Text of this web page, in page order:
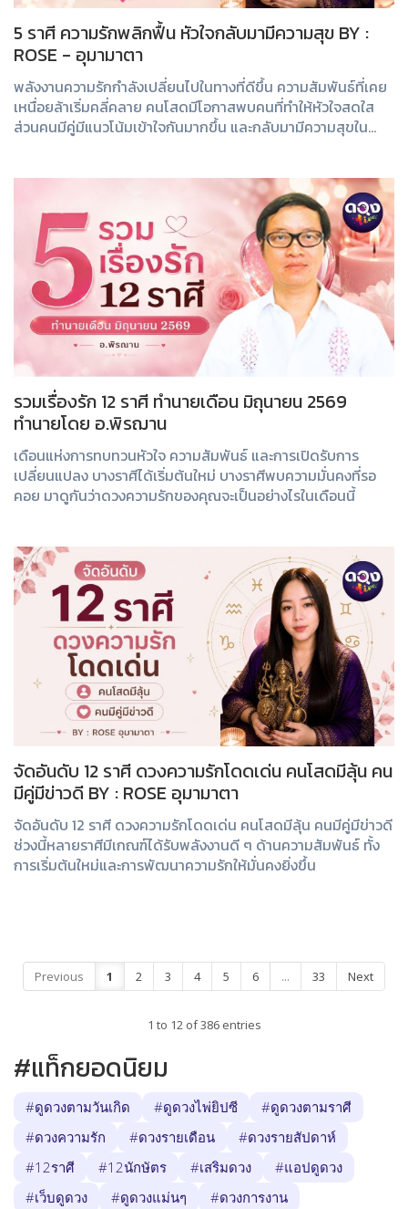
5 ราศี ความรักพลิกฟื้น หัวใจกลับมามีความสุข BY :
ROSE - อุมามาตา
พลังงานความรักกำลังเปลี่ยนไปในทางที่ดีขึ้น ความสัมพันธ์ที่เคย
เหนื่อยล้าเริ่มคลี่คลาย คนโสดมีโอกาสพบคนที่ทำให้หัวใจสดใส
ส่วนคนมีคู่มีแนวโน้มเข้าใจกันมากขึ้น และกลับมามีความสุขใน
รวมเรื่องรัก 12 ราศี ทำนายเดือน มิถุนายน 2569
ทำนายโดย อ.พิรฌาน
เดือนแห่งการทบทวนหัวใจ ความสัมพันธ์ และการเปิดรับการ
เปลี่ยนแปลง บางราศีได้เริ่มต้นใหม่ บางราศีพบความมั่นคงที่รอ
คอย มาดูกันว่าดวงความรักของคุณจะเป็นอย่างไรในเดือนนี้
จัดอันดับ 12 ราศี ดวงความรักโดดเด่น คนโสดมีลุ้น คน
มีคู่มีข่าวดี BY : ROSE อุมามาตา
จัดอันดับ 12 ราศี ดวงความรักโดดเด่น คนโสดมีลุ้น คนมีคู่มีข่าวดี
ช่วงนี้หลายราศีมีเกณฑ์ได้รับพลังงานดี ๆ ด้านความสัมพันธ์ ทั้ง
การเริ่มต้นใหม่และการพัฒนาความรักให้มั่นคงยิ่งขึ้น
Previous 1 2 3 4 5 6 ... 33 Next
1 to 12 of 386 entries
#แท็กยอดนิยม
#ดูดวงตามวันเกิด #ดูดวงไพ่ยิปซี
#ดูดวงตามราศี
#ดวงความรัก
#ดวงรายเดือน
#ดวงรายสัปดาห์
#12ราศี
#12นักษัตร #เสริมดวง
#แอปดูดวง
#เว็บดูดวง
#ดูดวงแม่นๆ #ดวงการงาน